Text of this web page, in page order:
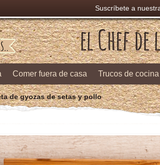
Suscríbete a
Comer fuera de casa Trucos de cocina
de gyozas de setas y pollo